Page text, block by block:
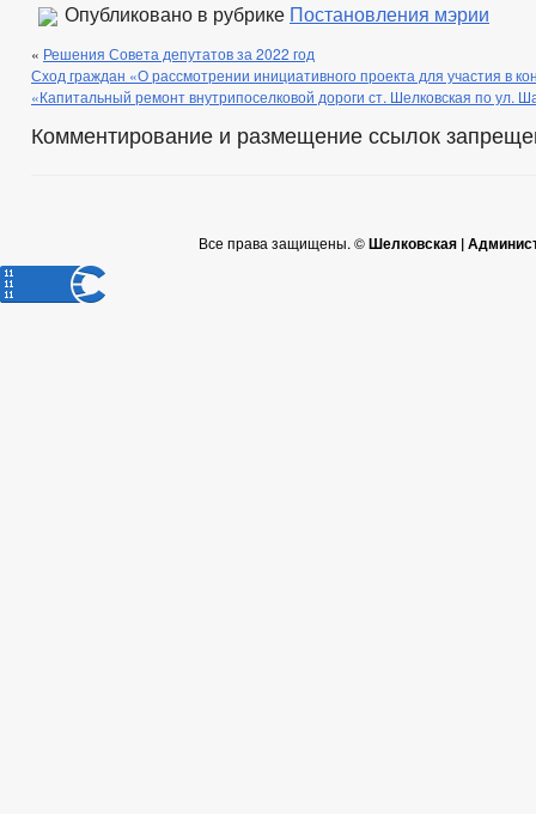
Опубликовано в рубрике Постановления мэрии
« Решения Совета депутатов за 2022 год
Сход граждан «О рассмотрении инициативного проекта для участия в
«Капитальный ремонт внутрипоселковой дороги ст. Шелковская по ул.
Комментирование и размещение ссылок
Все права защищены. ©Шелковская |